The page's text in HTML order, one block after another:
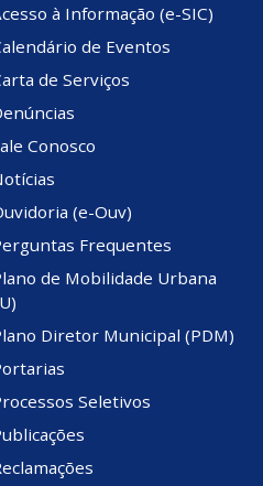
à Informação (e-SIC)
de Eventos
de Serviços
Conosco
(e-Ouv)
Frequentes
de Mobilidade Urbana
Diretor Municipal (PDM)
Seletivos